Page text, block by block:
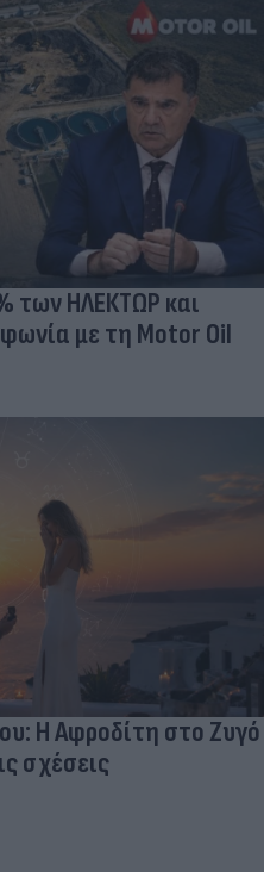
των ΗΛΕΚΤΩΡ και
με τη Motor Oil
Η Αφροδίτη στο Ζυγό
σχέσεις